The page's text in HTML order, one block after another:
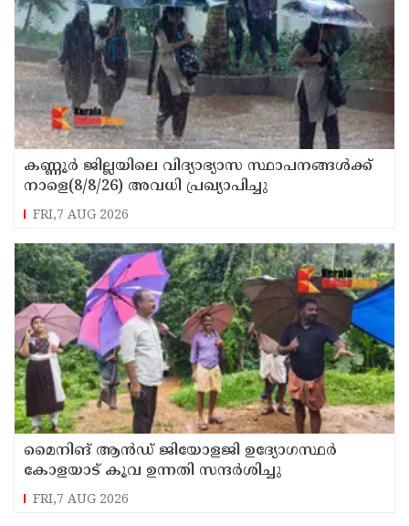
കണ്ണൂർ ജില്ലയിലെ വിദ്യാഭ്യാസ സ്ഥാപനങ്ങള്‍ക്ക്
നാളെ(8/8/26) അവധി പ്രഖ്യാപിച്ചു
FRI,7 AUG 2026
മൈനിങ് ആൻഡ്​ ജിയോളജി ഉദ്യോഗസ്ഥർ
കോളയാട് കൂവ ഉന്നതി സന്ദർശിച്ചു
FRI,7 AUG 2026